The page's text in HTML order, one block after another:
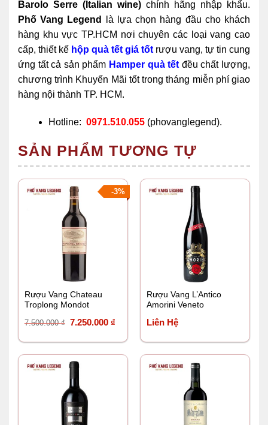
Barolo Serre (Italian wine) chính hãng nhập khẩu.
Phố Vang Legend
là lựa chọn hàng đầu cho khách
hàng khu vực TP.HCM nơi chuyên các loại vang cao
cấp, thiết kế hộp quà tết giá tốt rượu vang, tự tin cung
ứng tất cả sản phẩm Hamper quà tết đều chất lượng,
chương trình Khuyến Mãi tốt trong tháng miễn phí giao
hàng nội thành TP. HCM.
Hotline: 0971.510.055 (phovanglegend).
SẢN PHẨM TƯƠNG TỰ
-3%
Rượu Vang Chateau
Troplong Mondot
7.500.000₫ Giá
7.500.000 ₫.
7.250.000 ₫Giá
hiện
Rượu Vang L’Antico
Amorini Veneto
Liên Hệ